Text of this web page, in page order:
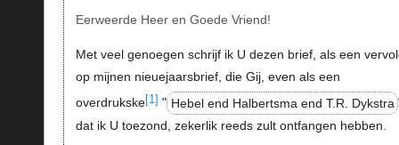
Eerweerde Heer en Goede Vriend!
Met veel genoegen schrijf ik U dezen brief, als een
op mijnen nieuejaarsbrief, die Gij, even als een
overdrukske[1] " Hebel end Halbertsma end T.R. Dykstra
dat ik U toezond, zekerlik reeds zult ontfangen hebben.